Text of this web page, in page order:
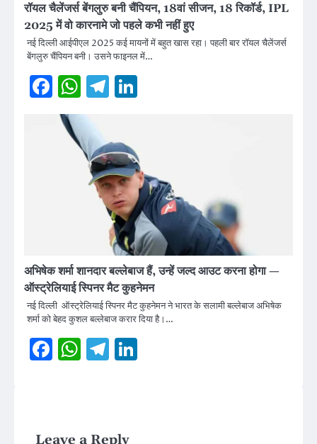
रॉयल चैलेंजर्स बेंगलुरु बनी चैंपियन, 18वां सीजन, 18 रिकॉर्ड, IPL
2025 में वो कारनामे जो पहले कभी नहीं हुए
नई दिल्ली आईपीएल 2025 कई मायनों में बहुत खास रहा। पहली बार रॉयल चैलेंजर्स
बेंगलुरु चैंपियन बनी। उसने फाइनल में…
Facebook
WhatsApp
Telegram
अभिषेक शर्मा शानदार बल्लेबाज हैं, उन्हें जल्द आउट करना होगा —
ऑस्ट्रेलियाई स्पिनर मैट कुहनेमन
नई दिल्ली ऑस्ट्रेलियाई स्पिनर मैट कुहनेमन ने भारत के सलामी बल्लेबाज अभिषेक
शर्मा को बेहद कुशल बल्लेबाज करार दिया है।…
Facebook
WhatsApp
Telegram
Leave a Reply